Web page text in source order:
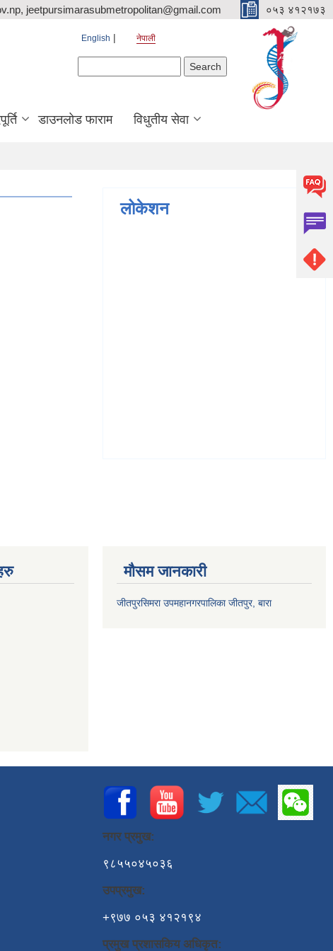
jeetpursimarasubmetropolitan@gmail.com ०५३ ४१२१७३
English नेपाली
डाउनलोड फाराम विधुतीय सेवा
लोकेशन
मौसम जानकारी
जीतपुरसिमरा उपमहानगरपालिका जीतपुर, बारा
नगर प्रमुख:
९८५५०४५०३६
उपप्रमुख:
+९७७ ०५३ ४१२१९४
प्रमुख प्रशासकिय अधिकृत: